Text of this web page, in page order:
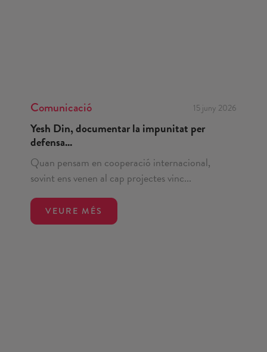
Comunicació 15 juny 2026
Yesh Din, documentar la impunitat per
defensa...
Quan pensam en cooperació internacional,
sovint ens venen al cap projectes vinc...
VEURE MÉS